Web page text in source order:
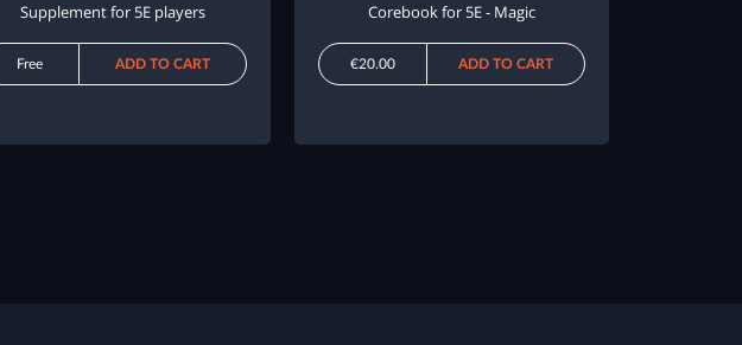
Supplement for 5E players
Free ADD TO CART
Corebook for 5E - Magic
€20.00 ADD TO CART